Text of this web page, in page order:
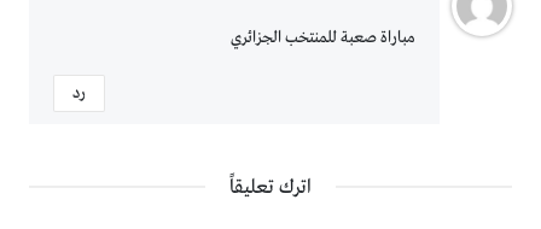
مباراة صعبة للمنتخب الجزائري
رد
اترك تعليقاً